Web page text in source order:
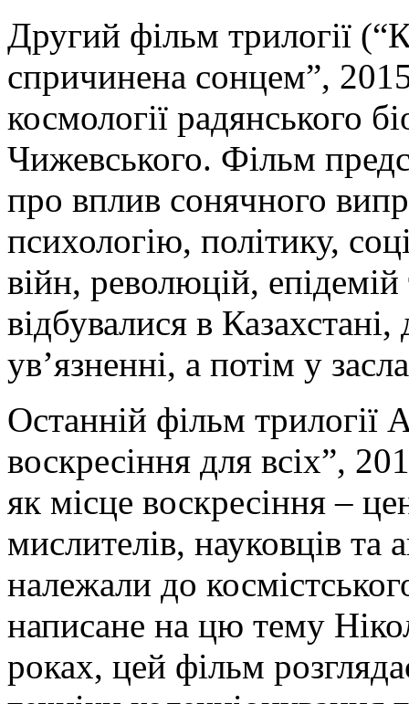
Другий фільм трилогії
спричинена сонцем”,
космології радянського
Чижевського. Фільм
про вплив сонячного
психологію, політику,
війн, революцій,
відбувалися в
ув’язненні, а потім у
Останній фільм трилогії
воскресіння для всіх”,
як місце воскресіння –
мислителів, науковців
належали до
написане на цю тему
роках, цей фільм